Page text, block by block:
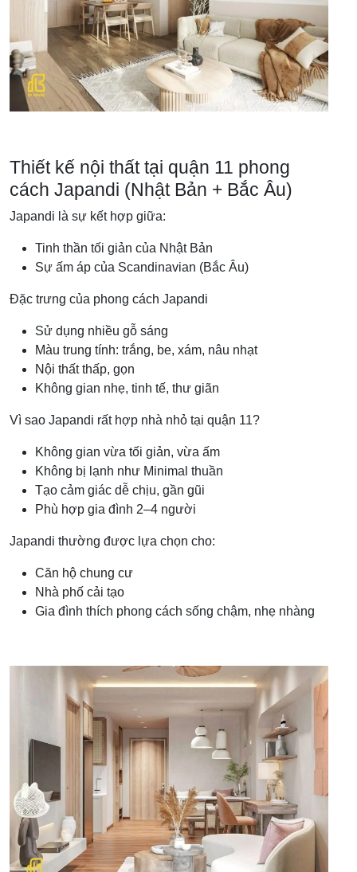
Thiết kế nội thất tại quận 11 phong
cách Japandi (Nhật Bản + Bắc Âu)
Japandi là sự kết hợp giữa:
Tinh thần tối giản của Nhật Bản
Sự ấm áp của Scandinavian (Bắc Âu)
Đặc trưng của phong cách Japandi
Sử dụng nhiều gỗ sáng
Màu trung tính: trắng, be, xám, nâu nhạt
Nội thất thấp, gọn
Không gian nhẹ, tinh tế, thư giãn
Vì sao Japandi rất hợp nhà nhỏ tại quận 11?
Không gian vừa tối giản, vừa ấm
Không bị lạnh như Minimal thuần
Tạo cảm giác dễ chịu, gần gũi
Phù hợp gia đình 2–4 người
Japandi thường được lựa chọn cho:
Căn hộ chung cư
Nhà phố cải tạo
Gia đình thích phong cách sống chậm, nhẹ nhàng